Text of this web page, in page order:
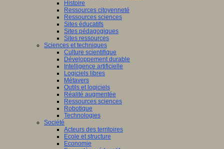
Histoire
Ressources citoyenneté
Ressources sciences
Sites éducatifs
Sites pédagogiques
Sites ressources
Sciences et techniques
Culture scientifique
Développement durable
Intelligence artificielle
Logiciels libres
Métavers
Outils et logiciels
Réalité augmentée
Ressources sciences
Robotique
Technologies
Société
Acteurs des territoires
Ecole et structure
Economie